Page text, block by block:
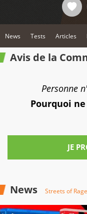
News Tests Articles
Avis de la
Personne
Pourquoi
JE
News Streets of